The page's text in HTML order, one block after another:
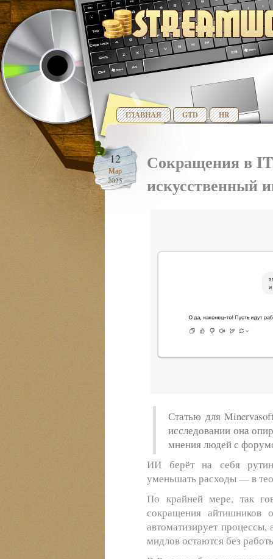
ГЛАВНАЯ GTD HR
12
Мар
2025
Сокращения в
искусственный
Статью для
исследовании она
мнения людей с
ИИ берёт на себя
уменьшать расходы — в
По крайней мере, так
сокращения айтишников
автоматизирует процессы,
мидлов остаются без